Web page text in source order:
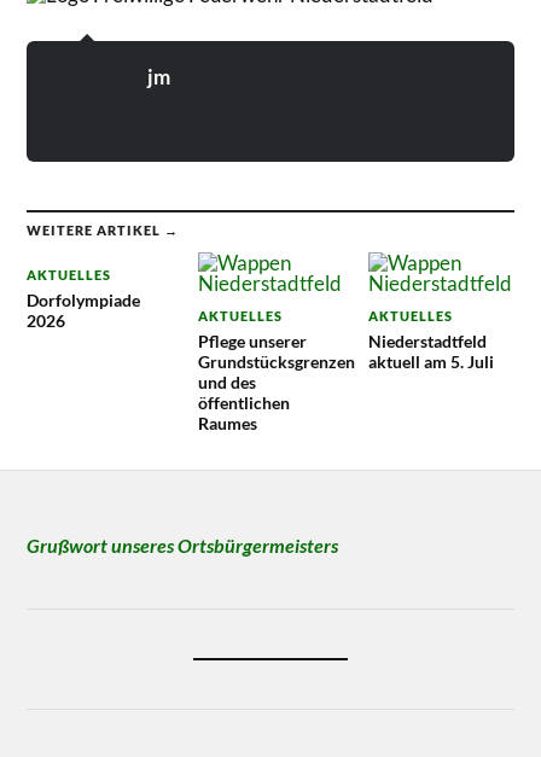
jm
WEITERE ARTIKEL →
AKTUELLES
Dorfolympiade
2026
AKTUELLES
Pflege unserer
Grundstücksgrenzen
und des
öffentlichen
Raumes
AKTUELLES
Niederstadtfeld
aktuell am 5. Juli
Grußwort unseres Ortsbürgermeisters